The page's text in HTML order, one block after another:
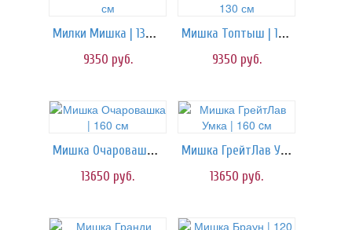
Милки Мишка | 130 см
9350 руб.
Мишка Топтыш | 130 см
9350 руб.
Мишка Очаровашка | 160 см
13650 руб.
Мишка ГрейтЛав Умка | 160 cм
13650 руб.